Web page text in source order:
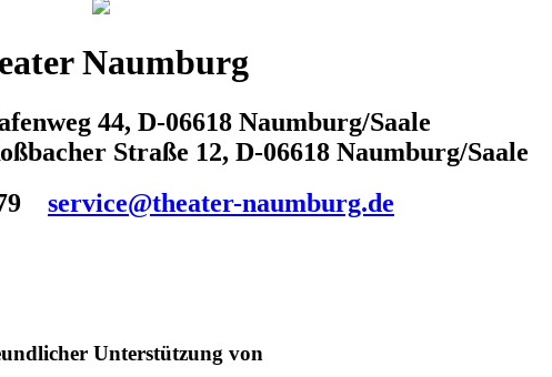
Naumburg
44, D-06618 Naumburg/Saale
Straße 12, D-06618 Naumburg/Saale
service@theater-naumburg.de
Unterstützung von